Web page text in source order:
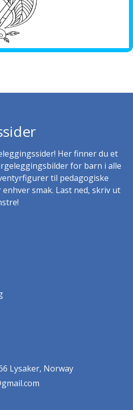
Her finner du et
for barn i alle
til pedagogiske
smak. Last ned, skriv ut
Lysaker, Norway